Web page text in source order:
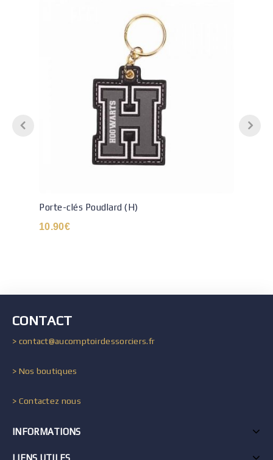
Porte-clés Poudlard (H)
10.90€
CONTACT
> contact@aucomptoirdessorciers.fr
> Nos boutiques
> Contactez nous
INFORMATIONS
LIENS UTILES